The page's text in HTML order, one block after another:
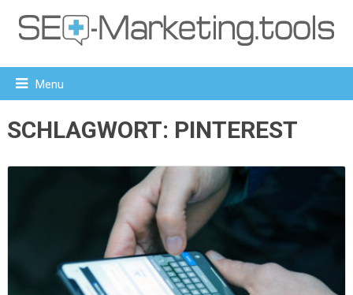
Menu
SCHLAGWORT: PINTEREST